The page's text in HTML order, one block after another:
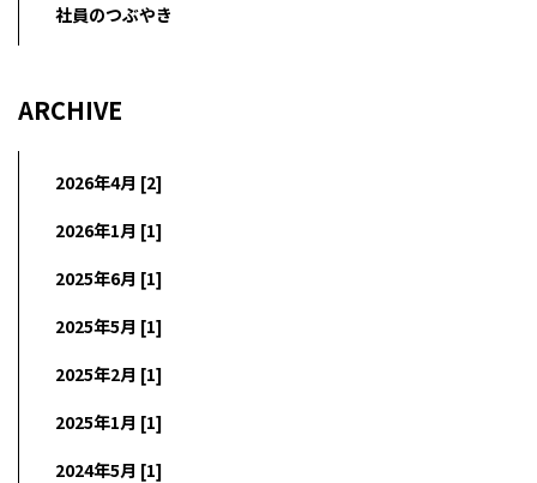
社員のつぶやき
ARCHIVE
2026年4月 [2]
2026年1月 [1]
2025年6月 [1]
2025年5月 [1]
2025年2月 [1]
2025年1月 [1]
2024年5月 [1]